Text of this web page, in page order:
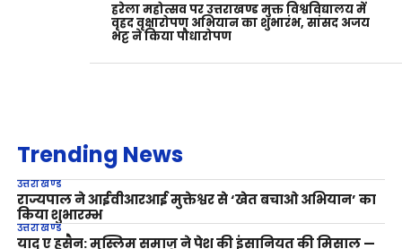
हरेला महोत्सव पर उत्तराखण्ड मुक्त विश्वविद्यालय में
वृहद वृक्षारोपण अभियान का शुभारंभ, सांसद अजय
भट्ट ने किया पौधारोपण
Trending News
उत्तराखण्ड
राज्यपाल ने आईवीआरआई मुक्तेश्वर से ‘खेत बचाओ अभियान’ का
किया शुभारम्भ
उत्तराखण्ड
याद ए हुसैन: मुस्लिम समाज ने पेश की इंसानियत की मिसाल —